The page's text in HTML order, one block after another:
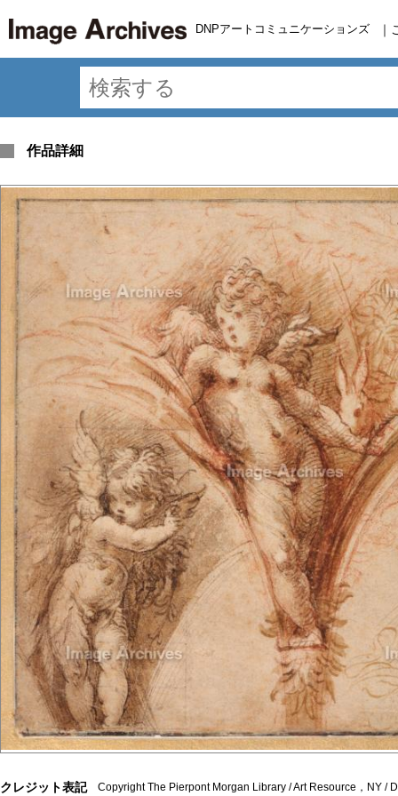
DNPアートコミュニケーションズ ｜
作品詳細
クレジット表記 Copyright The Pierpont Morgan Library / Art Resource，NY /